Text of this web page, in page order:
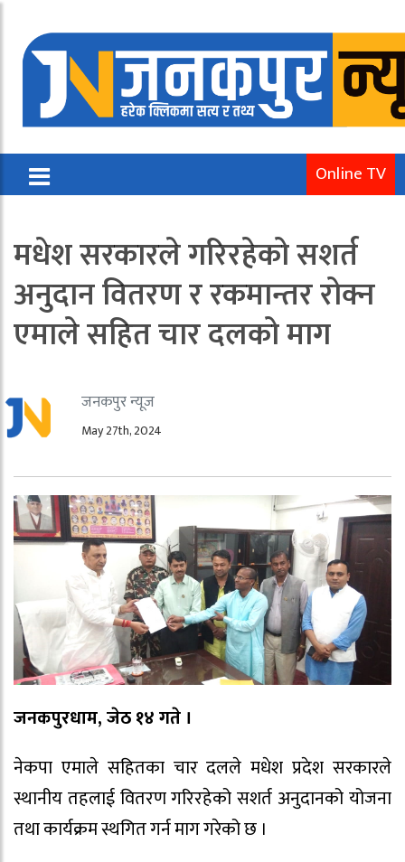
Online TV
मधेश सरकारले गरिरहेको सशर्त
अनुदान वितरण र रकमान्तर रोक्न
एमाले सहित चार दलको माग
जनकपुर न्यूज
May 27th, 2024
जनकपुरधाम, जेठ १४ गते ।
नेकपा एमाले सहितका चार दलले मधेश प्रदेश सरकारले
स्थानीय तहलाई वितरण गरिरहेको सशर्त अनुदानको योजना
तथा कार्यक्रम स्थगित गर्न माग गरेको छ ।